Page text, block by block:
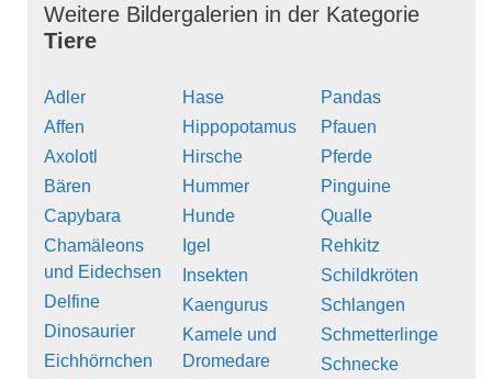
Weitere Bildergalerien in der Kategorie
Tiere
Adler
Affen
Axolotl
Bären
Capybara
Chamäleons
und Eidechsen
Delfine
Dinosaurier
Eichhörnchen
Hase
Hippopotamus
Hirsche
Hummer
Hunde
Igel
Insekten
Kaengurus
Kamele und
Dromedare
Pandas
Pfauen
Pferde
Pinguine
Qualle
Rehkitz
Schildkröten
Schlangen
Schmetterlinge
Schnecke